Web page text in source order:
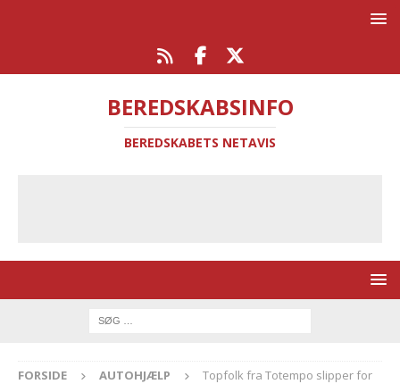
BEREDSKABSINFO
BEREDSKABETS NETAVIS
FORSIDE AUTOHJÆLP
Topfolk fra Totempo slipper for